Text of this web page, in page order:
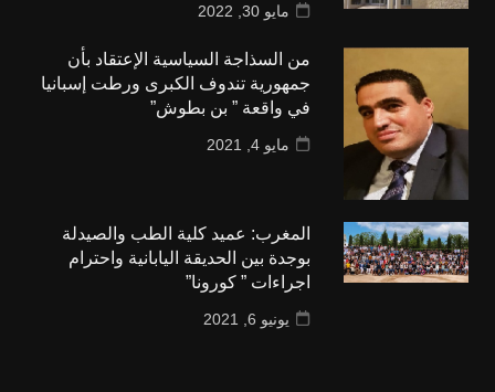
مايو 30, 2022
من السذاجة السياسية الإعتقاد بأن
جمهورية تندوف الكبرى ورطت إسبانيا
في واقعة ” بن بطوش”
مايو 4, 2021
المغرب: عميد كلية الطب والصيدلة
بوجدة بين الحديقة اليابانية واحترام
اجراءات ” كورونا”
يونيو 6, 2021